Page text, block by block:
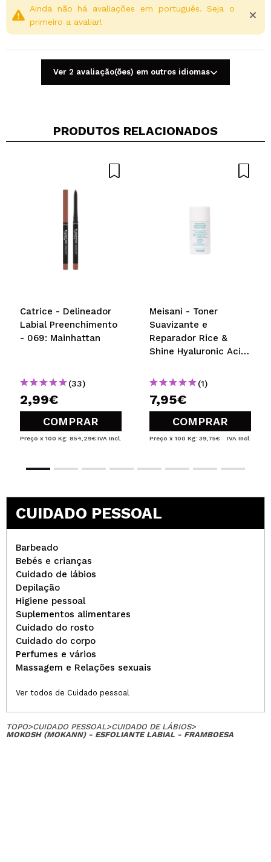
Compartilhar um vídeo ou uma foto
Ainda não há avaliações em português. Seja o
primeiro a avaliar!
Ver 2 avaliação(ões) em outros idiomas
PRODUTOS RELACIONADOS
Catrice - Delineador
Labial Preenchimento
- 069: Mainhattan
(33)
2,99€
COMPRAR
Preço x 100 Kg: 854,29€ IVA Incl.
Meisani - Toner
Suavizante e
Reparador Rice &
Shine Hyaluronic Acid
(1)
7,95€
COMPRAR
Preço x 100 Kg: 39,75€ IVA Incl.
CUIDADO PESSOAL
Barbeado
Bebés e crianças
Cuidado de lábios
Depilação
Higiene pessoal
Suplementos alimentares
Cuidado do rosto
Cuidado do corpo
Perfumes e vários
Massagem e Relações sexuais
Ver todos de Cuidado pessoal
TOPO>CUIDADO PESSOAL>CUIDADO DE LÁBIOS>
MOKOSH (MOKANN) - ESFOLIANTE LABIAL - FRAMBOESA